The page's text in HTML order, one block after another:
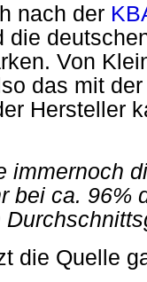
nach der
die
Von
das mit
Hersteller
immernoch
bei ca. 96%
die Quelle